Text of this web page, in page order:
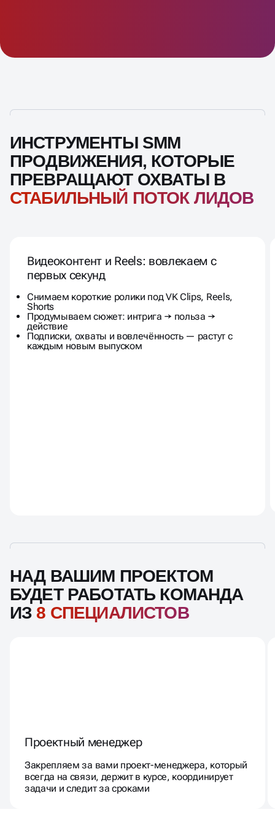
ИНСТРУМЕНТЫ SMM
ПРОДВИЖЕНИЯ, КОТОРЫЕ
ПРЕВРАЩАЮТ ОХВАТЫ В
СТАБИЛЬНЫЙ ПОТОК ЛИДОВ
Видеоконтент и Reels: вовлекаем с
первых секунд
Снимаем короткие ролики под VK Clips, Reels,
Shorts
Продумываем сюжет: интрига → польза →
действие
Подписки, охваты и вовлечённость — растут с
каждым новым выпуском
НАД ВАШИМ ПРОЕКТОМ
БУДЕТ РАБОТАТЬ КОМАНДА
ИЗ 8 СПЕЦИАЛИСТОВ
Проектный менеджер
Закрепляем за вами проект-менеджера, который
всегда на связи, держит в курсе, координирует
задачи и следит за сроками